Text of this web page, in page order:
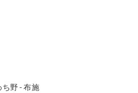
ち野-布施